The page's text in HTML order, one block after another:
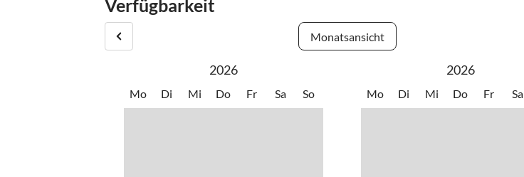
Verfügbarkeit
Monatsansicht
2026
Mo Di Mi Do Fr Sa So
2026
Mo Di Mi Do Fr Sa